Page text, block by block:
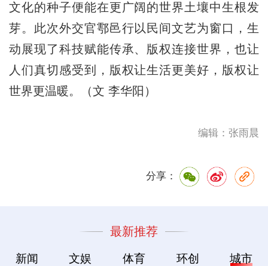
文化的种子便能在更广阔的世界土壤中生根发
芽。此次外交官鄠邑行以民间文艺为窗口，生
动展现了科技赋能传承、版权连接世界，也让
人们真切感受到，版权让生活更美好，版权让
世界更温暖。（文 李华阳）
编辑：张雨晨
分享：
最新推荐
新闻 文娱 体育 环创 城市